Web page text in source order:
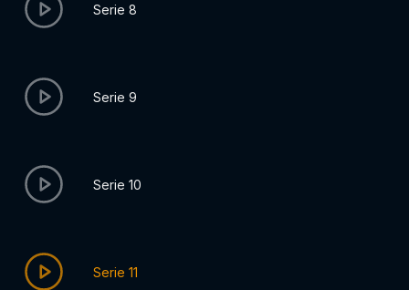
Serie 8
Serie 9
Serie 10
Serie 11